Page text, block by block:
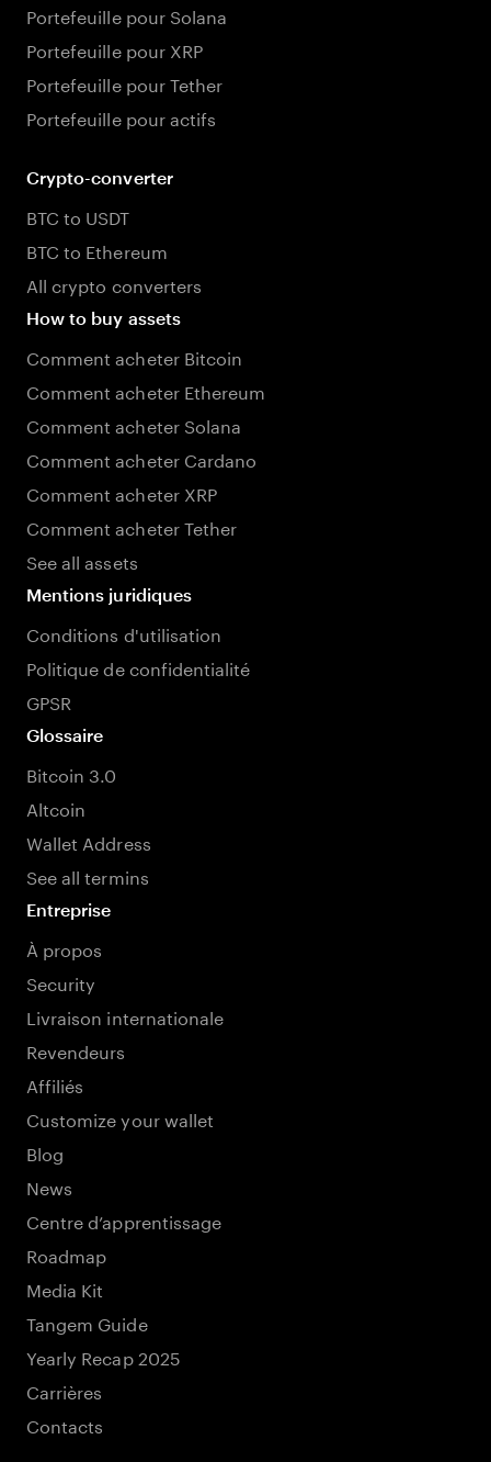
Portefeuille pour Solana
Portefeuille pour XRP
Portefeuille pour Tether
Portefeuille pour actifs
Crypto-converter
BTC to USDT
BTC to Ethereum
All crypto converters
How to buy assets
Comment acheter Bitcoin
Comment acheter Ethereum
Comment acheter Solana
Comment acheter Cardano
Comment acheter XRP
Comment acheter Tether
See all assets
Mentions juridiques
Conditions d'utilisation
Politique de confidentialité
GPSR
Glossaire
Bitcoin 3.0
Altcoin
Wallet Address
See all termins
Entreprise
À propos
Security
Livraison internationale
Revendeurs
Affiliés
Customize your wallet
Blog
News
Centre d’apprentissage
Roadmap
Media Kit
Tangem Guide
Yearly Recap 2025
Carrières
Contacts